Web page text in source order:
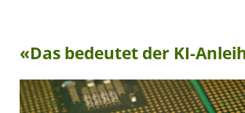
«Das bedeutet der KI-